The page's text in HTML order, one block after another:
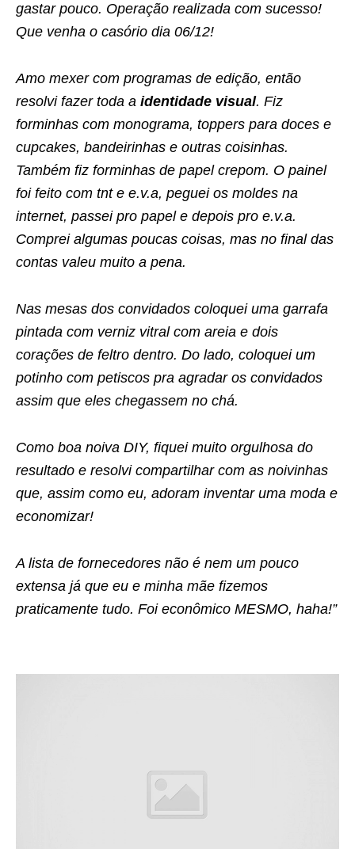
gastar pouco. Operação realizada com sucesso!
Que venha o casório dia 06/12!
Amo mexer com programas de edição, então
resolvi fazer toda a identidade visual. Fiz
forminhas com monograma, toppers para doces e
cupcakes, bandeirinhas e outras coisinhas.
Também fiz forminhas de papel crepom. O painel
foi feito com tnt e e.v.a, peguei os moldes na
internet, passei pro papel e depois pro e.v.a.
Comprei algumas poucas coisas, mas no final das
contas valeu muito a pena.
Nas mesas dos convidados coloquei uma garrafa
pintada com verniz vitral com areia e dois
corações de feltro dentro. Do lado, coloquei um
potinho com petiscos pra agradar os convidados
assim que eles chegassem no chá.
Como boa noiva DIY, fiquei muito orgulhosa do
resultado e resolvi compartilhar com as noivinhas
que, assim como eu, adoram inventar uma moda e
economizar!
A lista de fornecedores não é nem um pouco
extensa já que eu e minha mãe fizemos
praticamente tudo. Foi econômico MESMO, haha!”